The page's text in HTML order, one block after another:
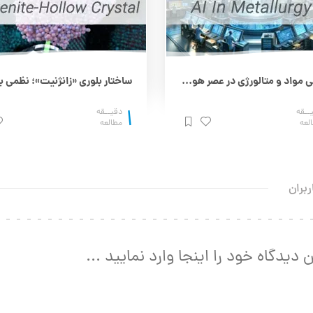
مهندسی مواد و متالورژی در عصر هوش مصنوعی
1 دقیــقه
مطالعه